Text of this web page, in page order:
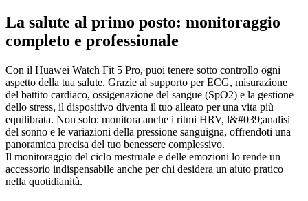
La salute al primo posto: monitoraggio
completo e professionale
Con il Huawei Watch Fit 5 Pro, puoi tenere sotto controllo ogni
aspetto della tua salute. Grazie al supporto per ECG, misurazione
del battito cardiaco, ossigenazione del sangue (SpO2) e la gestione
dello stress, il dispositivo diventa il tuo alleato per una vita più
equilibrata. Non solo: monitora anche i ritmi HRV, l&#039;analisi
del sonno e le variazioni della pressione sanguigna, offrendoti una
panoramica precisa del tuo benessere complessivo.
Il monitoraggio del ciclo mestruale e delle emozioni lo rende un
accessorio indispensabile anche per chi desidera un aiuto pratico
nella quotidianità.